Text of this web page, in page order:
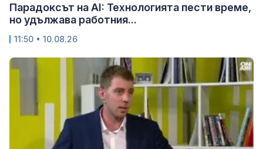
Парадоксът на AI: Технологията пести време,
но удължава работния...
11:50 • 10.08.26